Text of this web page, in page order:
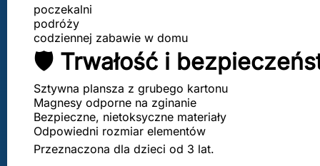
poczekalni
podróży
codziennej zabawie w domu
🛡️ Trwałość i
Sztywna plansza z grubego kartonu
Magnesy odporne na zginanie
Bezpieczne, nietoksyczne materiały
Odpowiedni rozmiar elementów
Przeznaczona dla dzieci od 3 lat.